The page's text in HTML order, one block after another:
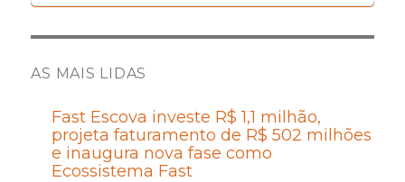
AS MAIS LIDAS
Fast Escova investe R$ 1,1 milhão,
projeta faturamento de R$ 502 milhões
e inaugura nova fase como
Ecossistema Fast